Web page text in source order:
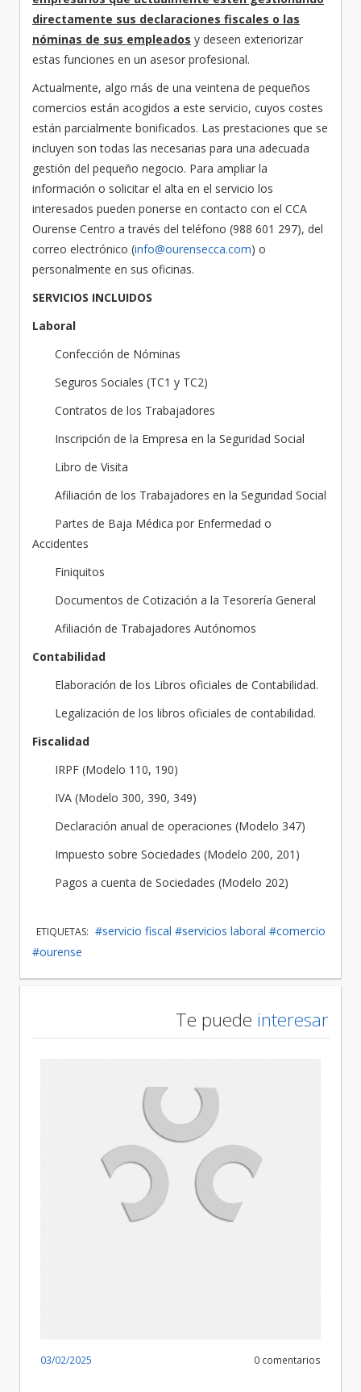
directamente sus declaraciones fiscales o las
nóminas de sus empleados y deseen exteriorizar
estas funciones en un asesor profesional.
Actualmente, algo más de una veintena de pequeños
comercios están acogidos a este servicio, cuyos costes
están parcialmente bonificados. Las prestaciones que se
incluyen son todas las necesarias para una adecuada
gestión del pequeño negocio. Para ampliar la
información o solicitar el alta en el servicio los
interesados pueden ponerse en contacto con el CCA
Ourense Centro a través del teléfono (988 601 297), del
correo electrónico (info@ourensecca.com) o
personalmente en sus oficinas.
SERVICIOS INCLUIDOS
Laboral
Confección de Nóminas
Seguros Sociales (TC1 y TC2)
Contratos de los Trabajadores
Inscripción de la Empresa en la Seguridad Social
Libro de Visita
Afiliación de los Trabajadores en la Seguridad Social
Partes de Baja Médica por Enfermedad o
Accidentes
Finiquitos
Documentos de Cotización a la Tesorería General
Afiliación de Trabajadores Autónomos
Contabilidad
Elaboración de los Libros oficiales de Contabilidad.
Legalización de los libros oficiales de contabilidad.
Fiscalidad
IRPF (Modelo 110, 190)
IVA (Modelo 300, 390, 349)
Declaración anual de operaciones (Modelo 347)
Impuesto sobre Sociedades (Modelo 200, 201)
Pagos a cuenta de Sociedades (Modelo 202)
ETIQUETAS: #servicio fiscal #servicios laboral #comercio
#ourense
Te puede interesar
03/02/2025 0 comentarios